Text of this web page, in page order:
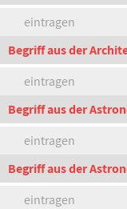
eintragen
Begriff aus der
eintragen
Begriff aus der
eintragen
Begriff aus der
eintragen